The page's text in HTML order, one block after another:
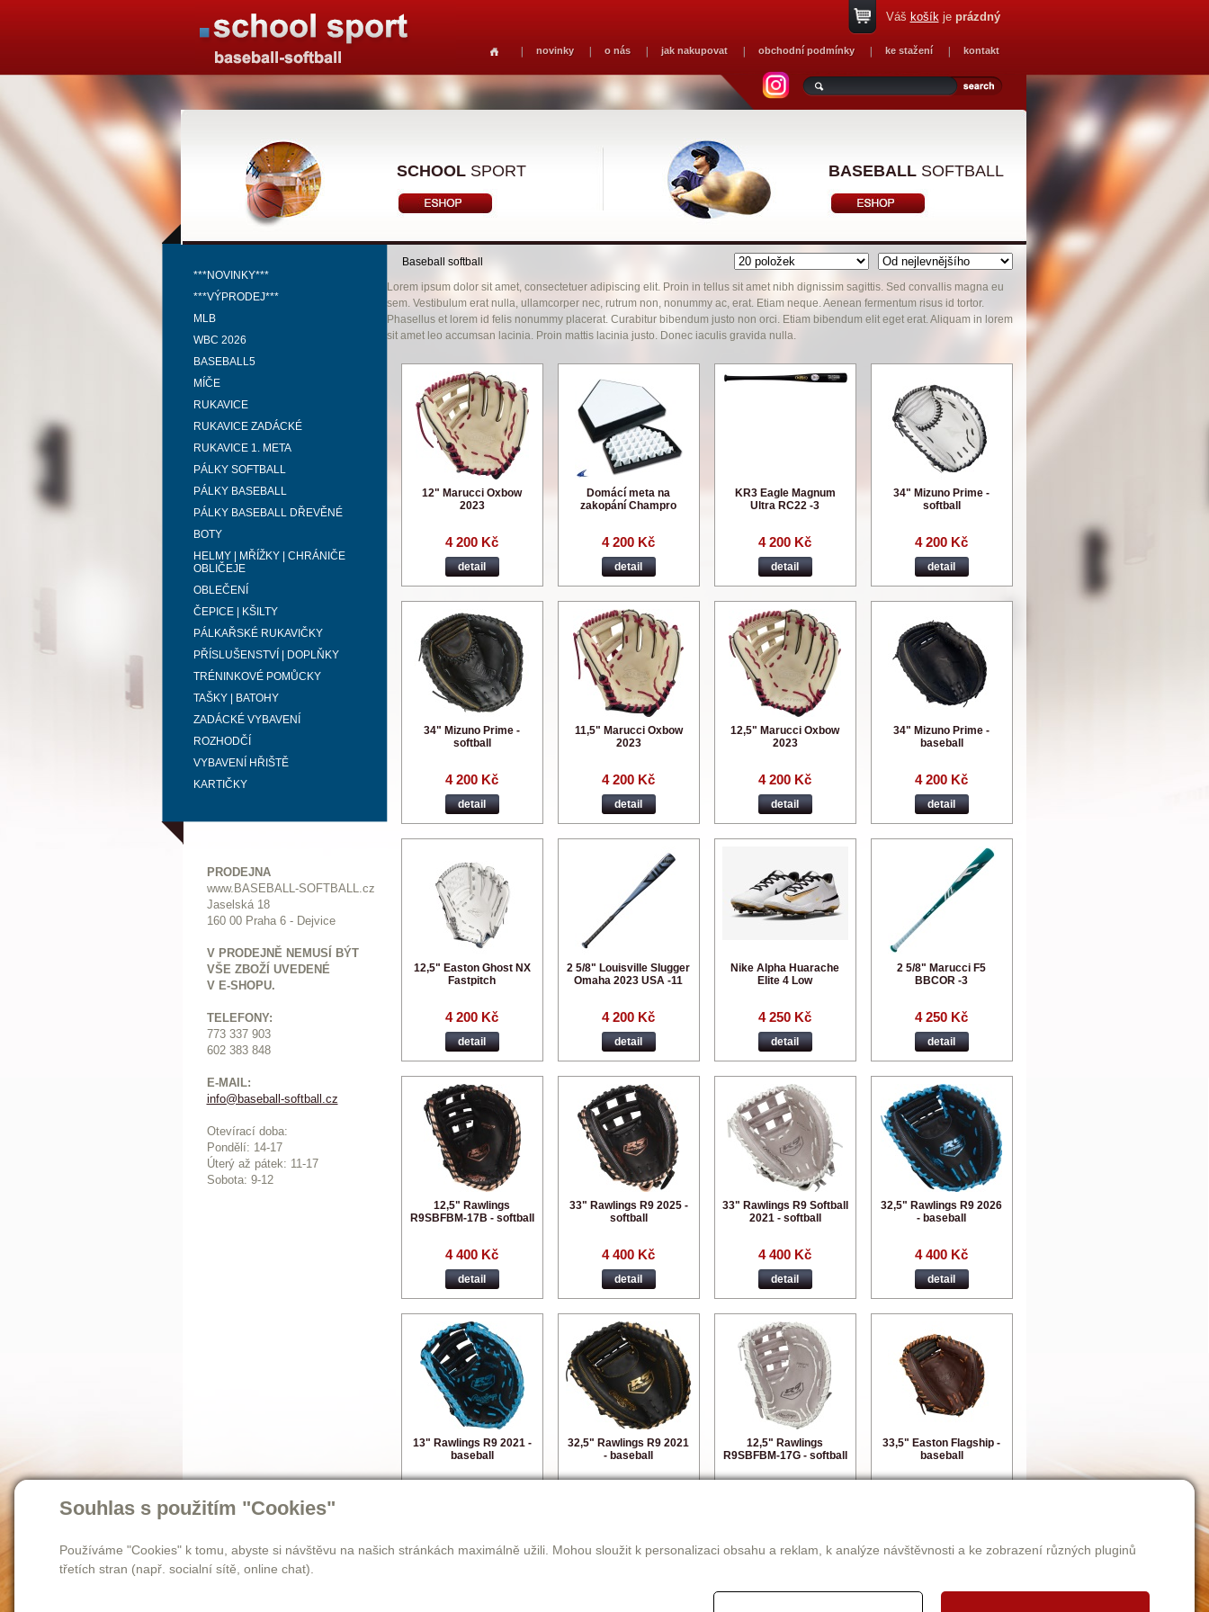
Souhlas s použitím "Cookies"
Používáme "Cookies" k tomu, abyste si návštěvu na našich stránkách maximálně užili. Mohou sloužit k personalizaci obsahu a reklam, k analýze návštěvnosti a ke zobrazení různých pluginů
třetích stran (např. socialní sítě, online chat).
novinky o nás jak nakupovat obchodní podmínky ke stažení kontakt
Váš košíkje prázdný
SCHOOLSPORT BASEBALLSOFTBALL
***NOVINKY***
***VÝPRODEJ***
MLB
WBC 2026
BASEBALL5
MÍČE
RUKAVICE
RUKAVICE ZADÁCKÉ
RUKAVICE 1. META
PÁLKY SOFTBALL
PÁLKY BASEBALL
PÁLKY BASEBALL DŘEVĚNÉ
BOTY
HELMY | MŘÍŽKY | CHRÁNIČE
OBLIČEJE
OBLEČENÍ
ČEPICE | KŠILTY
PÁLKAŘSKÉ RUKAVIČKY
PŘÍSLUŠENSTVÍ | DOPLŇKY
TRÉNINKOVÉ POMŮCKY
TAŠKY | BATOHY
ZADÁCKÉ VYBAVENÍ
ROZHODČÍ
VYBAVENÍ HŘIŠTĚ
KARTIČKY
PRODEJNA
www.BASEBALL-SOFTBALL.cz
Jaselská 18
160 00 Praha 6 - Dejvice
V PRODEJNĚ NEMUSÍ BÝT
VŠE ZBOŽÍ UVEDENÉ
V E-SHOPU.
TELEFONY:
773 337 903
602 383 848
E-MAIL:
info@baseball-softball.cz
Otevírací doba:
Pondělí: 14-17
Úterý až pátek: 11-17
Sobota: 9-12
Baseball softball
Lorem ipsum dolor sit amet, consectetuer adipiscing elit. Proin in tellus sit amet nibh dignissim sagittis. Sed convallis magna eu
sem. Vestibulum erat nulla, ullamcorper nec, rutrum non, nonummy ac, erat. Etiam neque. Aenean fermentum risus id tortor.
Phasellus et lorem id felis nonummy placerat. Curabitur bibendum justo non orci. Etiam bibendum elit eget erat. Aliquam in lorem
sit amet leo accumsan lacinia. Proin mattis lacinia justo. Donec iaculis gravida nulla.
12" Marucci Oxbow
2023
4 200 Kč
detail
Domácí meta na
zakopání Champro
4 200 Kč
detail
KR3 Eagle Magnum
Ultra RC22 -3
4 200 Kč
detail
34" Mizuno Prime -
softball
4 200 Kč
detail
34" Mizuno Prime -
softball
4 200 Kč
detail
11,5" Marucci Oxbow
2023
4 200 Kč
detail
12,5" Marucci Oxbow
2023
4 200 Kč
detail
34" Mizuno Prime -
baseball
4 200 Kč
detail
12,5" Easton Ghost NX
Fastpitch
4 200 Kč
detail
2 5/8" Louisville Slugger
Omaha 2023 USA -11
4 200 Kč
detail
Nike Alpha Huarache
Elite 4 Low
4 250 Kč
detail
2 5/8" Marucci F5
BBCOR -3
4 250 Kč
detail
12,5" Rawlings
R9SBFBM-17B - softball
4 400 Kč
detail
33" Rawlings R9 2025 -
softball
4 400 Kč
detail
33" Rawlings R9 Softball
2021 - softball
4 400 Kč
detail
32,5" Rawlings R9 2026
- baseball
4 400 Kč
detail
13" Rawlings R9 2021 -
baseball
32,5" Rawlings R9 2021
- baseball
12,5" Rawlings
R9SBFBM-17G - softball
33,5" Easton Flagship -
baseball